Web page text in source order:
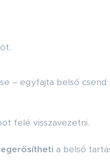
– egyfajta belső
felé visszavezetni.
a belső